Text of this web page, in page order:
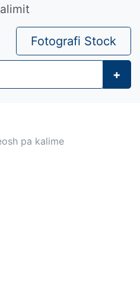
Fotografi Stock
+
pa kalime